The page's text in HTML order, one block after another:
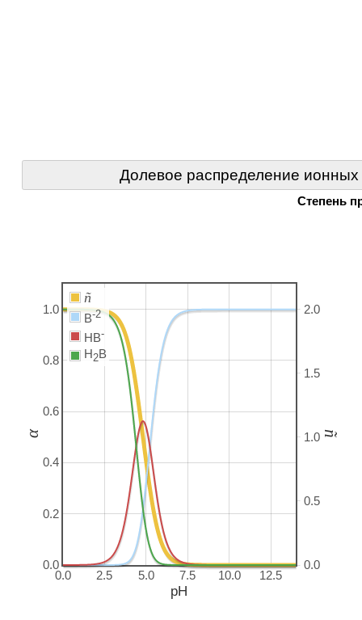
Долевое распределение
Степень
0.0 2.5 5.0 7.5 10.0 12.5
0.0
0.2
0.4
0.6
0.8
1.0
0.0
0.5
1.0
1.5
2.0
ñ
B-2
HB-
H2B
pH
α ñ